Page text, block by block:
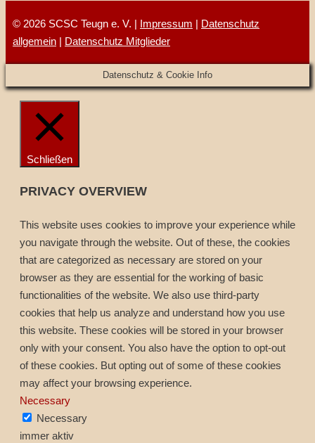
© 2026 SCSC Teugn e. V. | Impressum | Datenschutz
allgemein | Datenschutz Mitglieder
Datenschutz & Cookie Info
Schließen
PRIVACY OVERVIEW
This website uses cookies to improve your experience while
you navigate through the website. Out of these, the cookies
that are categorized as necessary are stored on your
browser as they are essential for the working of basic
functionalities of the website. We also use third-party
cookies that help us analyze and understand how you use
this website. These cookies will be stored in your browser
only with your consent. You also have the option to opt-out
of these cookies. But opting out of some of these cookies
may affect your browsing experience.
Necessary
Necessary
immer aktiv